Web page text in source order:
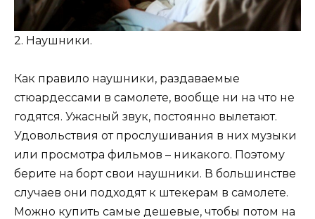
2. Наушники.
Как правило наушники, раздаваемые
стюардессами в самолете, вообще ни на что не
годятся. Ужасный звук, постоянно вылетают.
Удовольствия от прослушивания в них музыки
или просмотра фильмов – никакого. Поэтому
берите на борт свои наушники. В большинстве
случаев они подходят к штекерам в самолете.
Можно купить самые дешевые, чтобы потом на